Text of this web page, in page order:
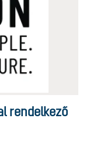
rendelkező